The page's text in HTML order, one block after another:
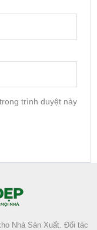
trình duyệt này
Nhà Sản Xuất. Đối tác